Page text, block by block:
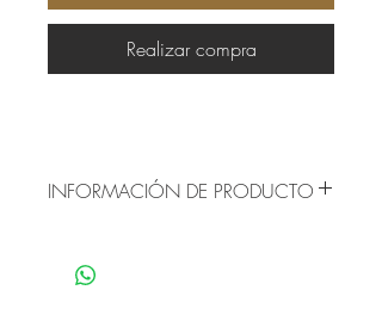
Realizar compra
INFORMACIÓN DE PRODUCTO
Presentación: Bulto o a Granel
Especia entera utilizada para la